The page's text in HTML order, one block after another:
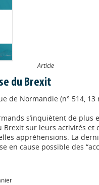
Article
du Brexit
de Normandie (n° 514, 13
s’inquiètent de plus
Brexit sur leurs activités et
appréhensions. La
en cause possible des